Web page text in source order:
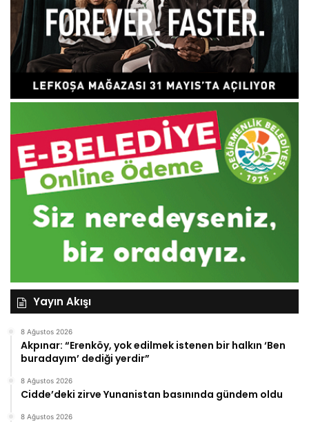
Yayın Akışı
8 Ağustos 2026
Akpınar: “Erenköy, yok edilmek istenen bir halkın ‘Ben
buradayım’ dediği yerdir”
8 Ağustos 2026
Cidde’deki zirve Yunanistan basınında gündem oldu
8 Ağustos 2026